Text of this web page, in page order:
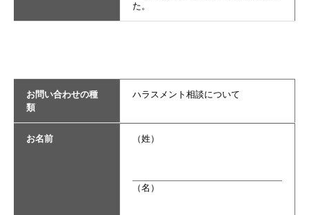
た。
お問い合わせの種
類
ハラスメント相談について
お名前 （姓）
（名）